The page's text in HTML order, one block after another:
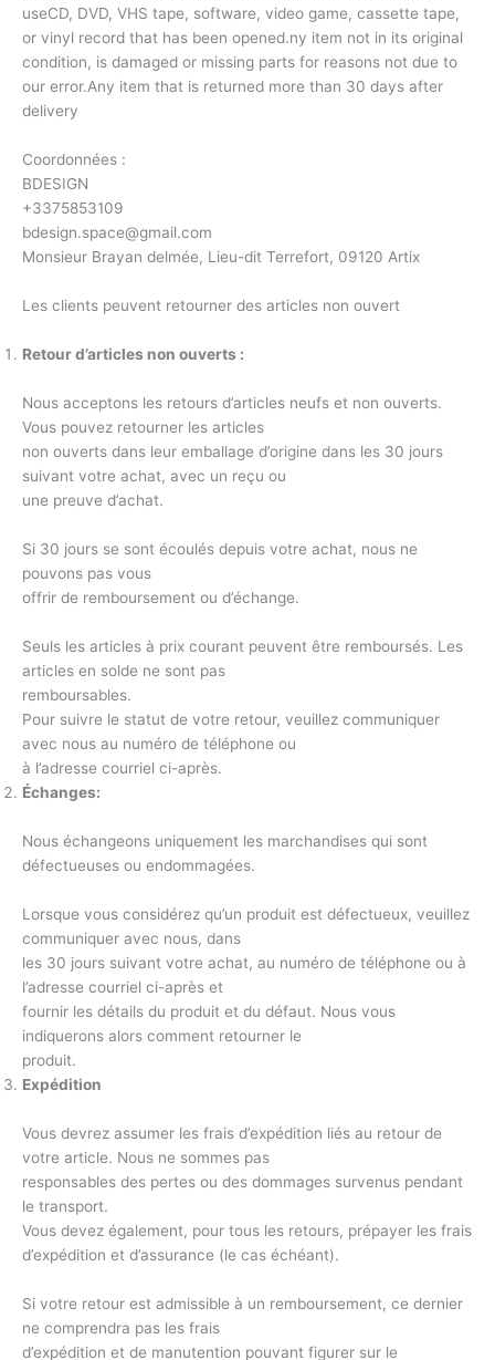
useCD, DVD, VHS tape, software, video game, cassette tape,
or vinyl record that has been opened.ny item not in its original
condition, is damaged or missing parts for reasons not due to
our error.Any item that is returned more than 30 days after
delivery
Coordonnées :
BDESIGN
+3375853109
bdesign.space@gmail.com
Monsieur Brayan delmée, Lieu-dit Terrefort, 09120 Artix
Les clients peuvent retourner des articles non ouvert
Retour d’articles non ouverts :
Nous acceptons les retours d’articles neufs et non ouverts.
Vous pouvez retourner les articles
non ouverts dans leur emballage d’origine dans les 30 jours
suivant votre achat, avec un reçu ou
une preuve d’achat.
Si 30 jours se sont écoulés depuis votre achat, nous ne
pouvons pas vous
offrir de remboursement ou d’échange.
Seuls les articles à prix courant peuvent être remboursés. Les
articles en solde ne sont pas
remboursables.
Pour suivre le statut de votre retour, veuillez communiquer
avec nous au numéro de téléphone ou
à l’adresse courriel ci-après.
Échanges:
Nous échangeons uniquement les marchandises qui sont
défectueuses ou endommagées.
Lorsque vous considérez qu’un produit est défectueux, veuillez
communiquer avec nous, dans
les 30 jours suivant votre achat, au numéro de téléphone ou à
l’adresse courriel ci-après et
fournir les détails du produit et du défaut. Nous vous
indiquerons alors comment retourner le
produit.
Expédition
Vous devrez assumer les frais d’expédition liés au retour de
votre article. Nous ne sommes pas
responsables des pertes ou des dommages survenus pendant
le transport.
Vous devez également, pour tous les retours, prépayer les frais
d’expédition et d’assurance (le cas échéant).
Si votre retour est admissible à un remboursement, ce dernier
ne comprendra pas les frais
d’expédition et de manutention pouvant figurer sur le